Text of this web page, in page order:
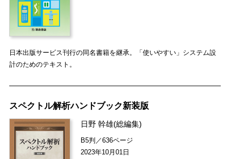
日本出版サービス刊行の同名書籍を継承。「使いやすい」システム設
計のためのテキスト。
スペクトル解析ハンドブック新装版
日野 幹雄(総編集)
B5判／636ページ
2023年10月01日